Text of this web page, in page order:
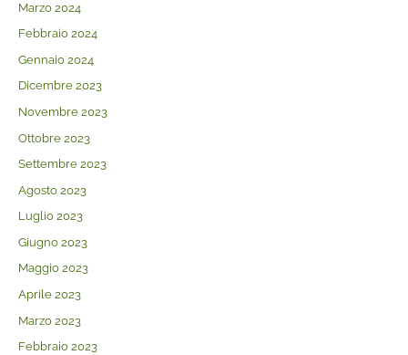
Marzo 2024
Febbraio 2024
Gennaio 2024
Dicembre 2023
Novembre 2023
Ottobre 2023
Settembre 2023
Agosto 2023
Luglio 2023
Giugno 2023
Maggio 2023
Aprile 2023
Marzo 2023
Febbraio 2023